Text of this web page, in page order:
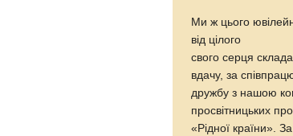
Ми ж цього
від цілого
свого серця
вдачу, за
дружбу з нашою
просвітницьких
«Рідної країни».